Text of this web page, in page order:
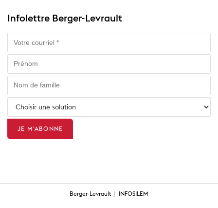
Infolettre Berger-Levrault
Berger-Levrault INFOSILEM